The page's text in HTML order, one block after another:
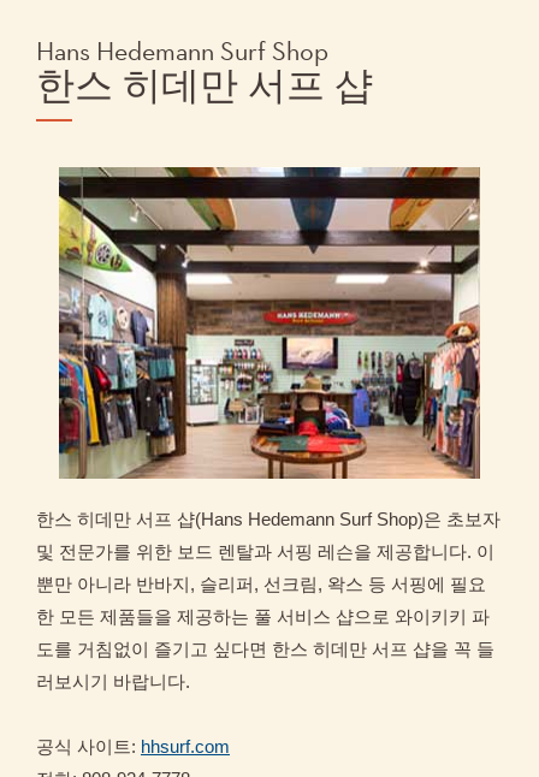
Hans Hedemann Surf Shop
한스 히데만 서프 샵
한스 히데만 서프 샵(Hans Hedemann Surf Shop)은 초보자
및 전문가를 위한 보드 렌탈과 서핑 레슨을 제공합니다. 이
뿐만 아니라 반바지, 슬리퍼, 선크림, 왁스 등 서핑에 필요
한 모든 제품들을 제공하는 풀 서비스 샵으로 와이키키 파
도를 거침없이 즐기고 싶다면 한스 히데만 서프 샵을 꼭 들
러보시기 바랍니다.
공식 사이트: hhsurf.com